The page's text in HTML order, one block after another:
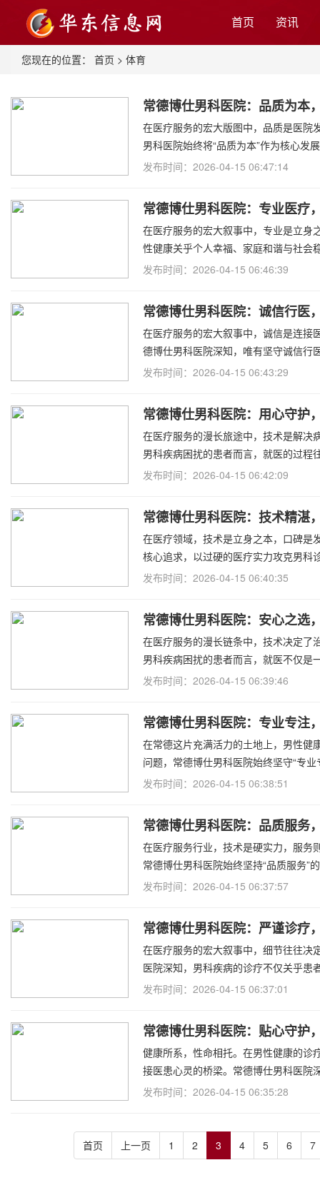
首页 资讯
您现在的位置： 首页 > 体育
常德博仕男科医院：品质为本
在医疗服务的宏大版图中，品质是医院
男科医院始终将“品质为本”作为核心发
发布时间：2026-04-15 06:47:14
常德博仕男科医院：专业医疗
在医疗服务的宏大叙事中，专业是立身
性健康关乎个人幸福、家庭和谐与社会
发布时间：2026-04-15 06:46:39
常德博仕男科医院：诚信行医
在医疗服务的宏大叙事中，诚信是连接
德博仕男科医院深知，唯有坚守诚信行
发布时间：2026-04-15 06:43:29
常德博仕男科医院：用心守护
在医疗服务的漫长旅途中，技术是解决
男科疾病困扰的患者而言，就医的过程
发布时间：2026-04-15 06:42:09
常德博仕男科医院：技术精湛
在医疗领域，技术是立身之本，口碑是
核心追求，以过硬的医疗实力攻克男科
发布时间：2026-04-15 06:40:35
常德博仕男科医院：安心之选
在医疗服务的漫长链条中，技术决定了
男科疾病困扰的患者而言，就医不仅是
发布时间：2026-04-15 06:39:46
常德博仕男科医院：专业专注
在常德这片充满活力的土地上，男性健
问题，常德博仕男科医院始终坚守“专
发布时间：2026-04-15 06:38:51
常德博仕男科医院：品质服务
在医疗服务行业，技术是硬实力，服务
常德博仕男科医院始终坚持“品质服务”
发布时间：2026-04-15 06:37:57
常德博仕男科医院：严谨诊疗
在医疗服务的宏大叙事中，细节往往决
医院深知，男科疾病的诊疗不仅关乎患
发布时间：2026-04-15 06:37:01
常德博仕男科医院：贴心守护
健康所系，性命相托。在男性健康的诊
接医患心灵的桥梁。常德博仕男科医院
发布时间：2026-04-15 06:35:28
首页 上一页 1 2 3 4 5 6 7